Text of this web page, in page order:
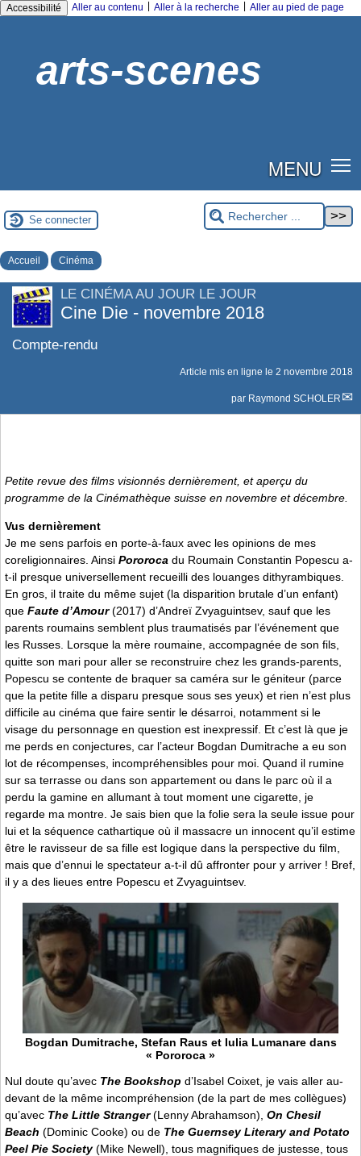
Accessibilité Aller au contenu Aller à la recherche Aller au pied de page
arts-scenes
MENU
Se connecter
Accueil Cinéma
LE CINÉMA AU JOUR LE JOUR
Cine Die - novembre 2018
Compte-rendu
Article mis en ligne le 2 novembre 2018
par Raymond SCHOLER
Petite revue des films visionnés dernièrement, et aperçu du
programme de la Cinémathèque suisse en novembre et décembre.
Vus dernièrement
Je me sens parfois en porte-à-faux avec les opinions de mes
coreligionnaires. Ainsi Pororoca du Roumain Constantin Popescu a-
t-il presque universellement recueilli des louanges dithyrambiques.
En gros, il traite du même sujet (la disparition brutale d’un enfant)
que Faute d’Amour (2017) d’Andreï Zvyaguintsev, sauf que les
parents roumains semblent plus traumatisés par l’événement que
les Russes. Lorsque la mère roumaine, accompagnée de son fils,
quitte son mari pour aller se reconstruire chez les grands-parents,
Popescu se contente de braquer sa caméra sur le géniteur (parce
que la petite fille a disparu presque sous ses yeux) et rien n’est plus
difficile au cinéma que faire sentir le désarroi, notamment si le
visage du personnage en question est inexpressif. Et c’est là que je
me perds en conjectures, car l’acteur Bogdan Dumitrache a eu son
lot de récompenses, incompréhensibles pour moi. Quand il rumine
sur sa terrasse ou dans son appartement ou dans le parc où il a
perdu la gamine en allumant à tout moment une cigarette, je
regarde ma montre. Je sais bien que la folie sera la seule issue pour
lui et la séquence cathartique où il massacre un innocent qu’il estime
être le ravisseur de sa fille est logique dans la perspective du film,
mais que d’ennui le spectateur a-t-il dû affronter pour y arriver ! Bref,
il y a des lieues entre Popescu et Zvyaguintsev.
Bogdan Dumitrache, Stefan Raus et Iulia Lumanare dans
« Pororoca »
Nul doute qu’avec The Bookshop d’Isabel Coixet, je vais aller au-
devant de la même incompréhension (de la part de mes collègues)
qu’avec The Little Stranger (Lenny Abrahamson), On Chesil
Beach (Dominic Cooke) ou de The Guernsey Literary and Potato
Peel Pie Society (Mike Newell), tous magnifiques de justesse, tous